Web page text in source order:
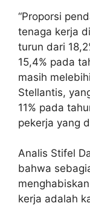
“Proporsi
tenaga kerja
turun dari
15,4% pada
masih
Stellantis,
11% pada
pekerja yang
Analis Stifel
bahwa
kerja adalah